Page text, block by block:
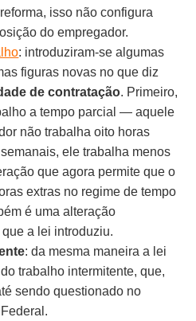
isso não configura
do empregador.
: introduziram-se algumas
figuras novas no que diz
de contratação. Primeiro,
a tempo parcial — aquele
não trabalha oito horas
ele trabalha menos
que agora permite que o
extras no regime de tempo
é uma alteração
a lei introduziu.
: da mesma maneira a lei
trabalho intermitente, que,
sendo questionado no